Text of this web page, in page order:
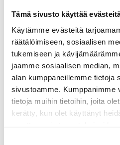
Tämä sivusto käyttää
Käytämme evästeitä
räätälöimiseen, sosiaalisen
tukemiseen ja
jaamme sosiaalisen median,
alan kumppaneillemme tietoja
sivustoamme. Kumppanimme
tietoja muihin tietoihin, joita
kerätty, kun olet käyttänyt
Käyntiosoite:
Postiosoite: PL
Vaihde: (02)
Sähköposti: